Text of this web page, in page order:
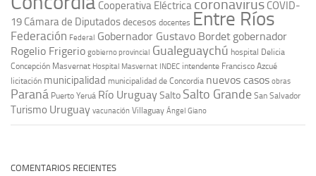
Cooperativa Eléctrica coronavirus COVID-
19 Cámara de Diputadosdecesos docentes Entre Ríos
Federación Federal Gobernador Gustavo Bordet gobernador
Rogelio Frigerio gobierno provincial Gualeguaychú hospital Delicia
Concepción Masvernat Hospital Masvernat INDEC intendente Francisco Azcué
licitación municipalidad municipalidad de Concordia nuevos casos obras
Paraná Puerto Yeruá Río UruguaySalto Salto Grande San Salvador
Turismo Uruguay vacunación Villaguay Ángel Giano
COMENTARIOS RECIENTES